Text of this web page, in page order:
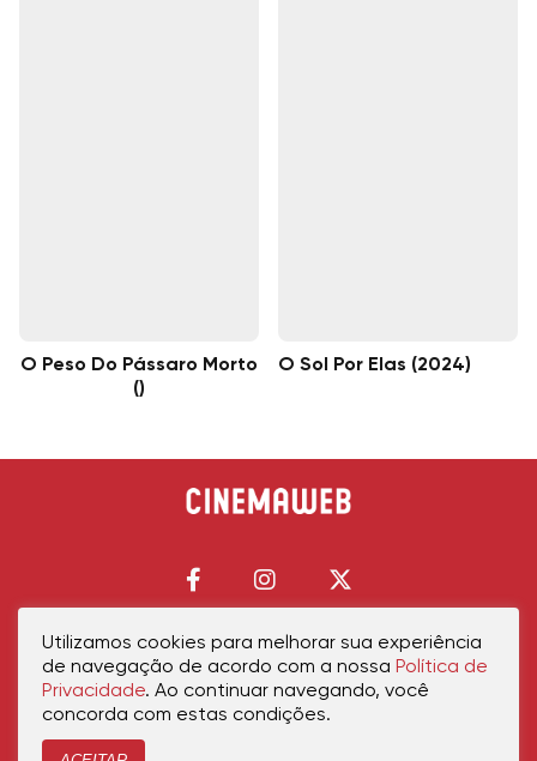
O Peso Do Pássaro Morto
()
O Sol Por Elas (2024)
Início Política de PrivacidadePolítica de CookiesContatoSobre Nós
Utilizamos cookies para melhorar sua experiência
de navegação de acordo com a nossa Política de
Privacidade. Ao continuar navegando, você
concorda com estas condições.